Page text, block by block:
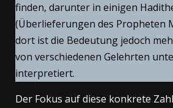
finden, darunter in einigen
(Überlieferungen des Propheten
dort ist die Bedeutung jedoch
von verschiedenen Gelehrten
interpretiert.
Der Fokus auf diese konkrete